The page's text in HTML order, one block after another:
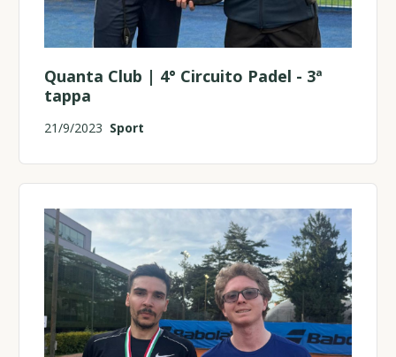
Quanta Club | 4° Circuito Padel - 3ª
tappa
21/9/2023 Sport